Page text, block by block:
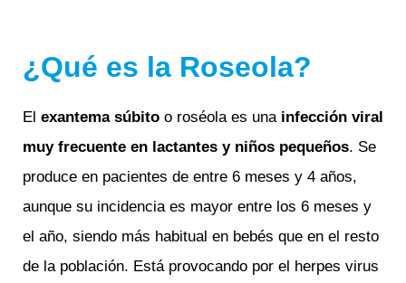
¿Qué es la Roseola?
El exantema súbito o roséola es una infección viral
muy frecuente en lactantes y niños pequeños. Se
produce en pacientes de entre 6 meses y 4 años,
aunque su incidencia es mayor entre los 6 meses y
el año, siendo más habitual en bebés que en el resto
de la población. Está provocando por el herpes virus